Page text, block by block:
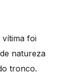
vítima foi
natureza
tronco.